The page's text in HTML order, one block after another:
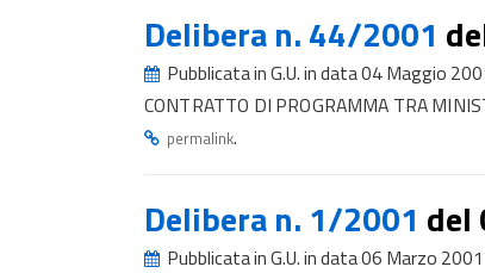
Delibera n. 44/2001
Pubblicata in G.U. in data 04 Maggio
CONTRATTO DI PROGRAMMA TRA
permalink.
Delibera n. 1/2001 del
Pubblicata in G.U. in data 06 Marzo 2001